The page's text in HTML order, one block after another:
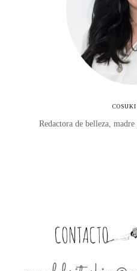
Redactora de belleza,